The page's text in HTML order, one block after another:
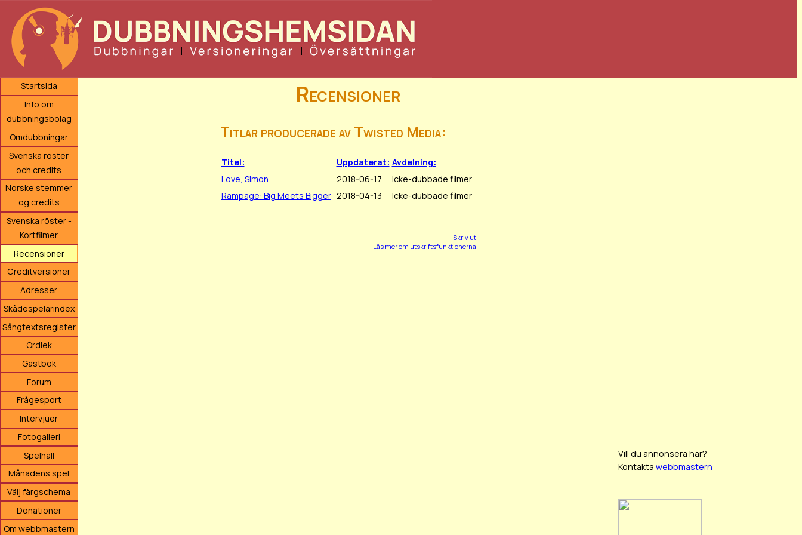
Startsida
Info om
dubbningsbolag
Omdubbningar
Svenska röster
och credits
Norske stemmer
og credits
Svenska röster -
Kortfilmer
Recensioner
Creditversioner
Adresser
Skådespelarindex
Sångtextsregister
Ordlek
Gästbok
Forum
Frågesport
Intervjuer
Fotogalleri
Spelhall
Månadens spel
Välj färgschema
Donationer
Om webbmastern
Recensioner
Titlar producerade av Twisted Media:
Titel: Uppdaterat: Avdelning:
Love, Simon
2018-06-17
Icke-dubbade filmer
Rampage: Big Meets Bigger 2018-04-13 Icke-dubbade filmer
Skriv ut
Läs mer om utskriftsfunktionerna
Vill du annonsera här?
Kontakta webbmastern